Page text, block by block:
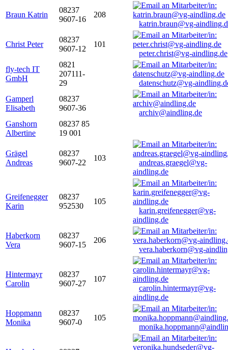
Braun Katrin
08237
9607-16
208
katrin.braun@vg-
Christ Peter
08237
9607-12
101
peter.christ@vg-aindling.de
fly-tech IT
GmbH
0821
207111-
29
datenschutz@vg-
Gamperl
Elisabeth
08237
9607-36
archiv@aindling.de
Ganshorn
Albertine
08237 85
19 001
Grägel
Andreas
08237
9607-22
103
andreas.graegel@vg-
aindling.de
Greifenegger
Karin
08237
952530
105
karin.greifenegger@vg-
aindling.de
Haberkorn
Vera
08237
9607-15
206
vera.haberkorn@vg-
Hintermayr
Carolin
08237
9607-27
107
carolin.hintermayr@vg-
aindling.de
Hoppmann
Monika
08237
9607-0
105